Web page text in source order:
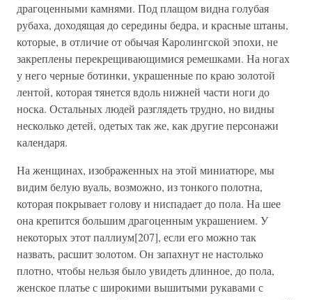
драгоценными камнями. Под плащом видна голубая
рубаха, доходящая до середины бедра, и красные штаны,
которые, в отличие от обычая Каролингской эпохи, не
закреплены перекрещивающимися ремешками. На ногах
у него черные ботинки, украшенные по краю золотой
лентой, которая тянется вдоль нижней части ноги до
носка. Остальных людей разглядеть трудно, но видны
несколько детей, одетых так же, как другие персонажи
календаря.
На женщинах, изображенных на этой миниатюре, мы
видим белую вуаль, возможно, из тонкого полотна,
которая покрывает голову и ниспадает до пола. На шее
она крепится большим драгоценным украшением. У
некоторых этот паллиум[207], если его можно так
назвать, расшит золотом. Он запахнут не настолько
плотно, чтобы нельзя было увидеть длинное, до пола,
женское платье с широкими вышитыми рукавами с